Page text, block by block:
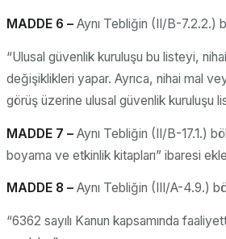
MADDE 6 – Aynı Tebliğin (II/B-7.2.2.)
“Ulusal güvenlik kuruluşu bu listeyi,
değişiklikleri yapar. Ayrıca, nihai mal
görüş üzerine ulusal güvenlik kuruluşu
MADDE 7 – Aynı Tebliğin (II/B-17.1.)
boyama ve etkinlik kitapları” ibaresi
MADDE 8 – Aynı Tebliğin (III/A-4.9.)
“6362 sayılı Kanun kapsamında